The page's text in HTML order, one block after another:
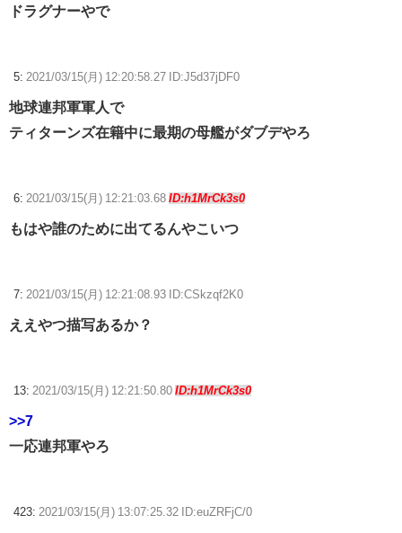
ドラグナーやで
5: 2021/03/15(月) 12:20:58.27 ID:J5d37jDF0
地球連邦軍軍人で
ティターンズ在籍中に最期の母艦がダブデやろ
6: 2021/03/15(月) 12:21:03.68 ID:h1MrCk3s0
もはや誰のために出てるんやこいつ
7: 2021/03/15(月) 12:21:08.93 ID:CSkzqf2K0
ええやつ描写あるか？
13: 2021/03/15(月) 12:21:50.80 ID:h1MrCk3s0
>>7
一応連邦軍やろ
423: 2021/03/15(月) 13:07:25.32 ID:euZRFjC/0